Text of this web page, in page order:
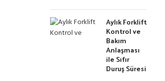
Aylık Forklift
Kontrol ve
Bakım
Anlaşması
ile Sıfır
Duruş Süresi